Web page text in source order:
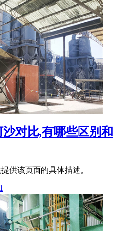
对比,有哪些区别和
供该页面的具体描述。